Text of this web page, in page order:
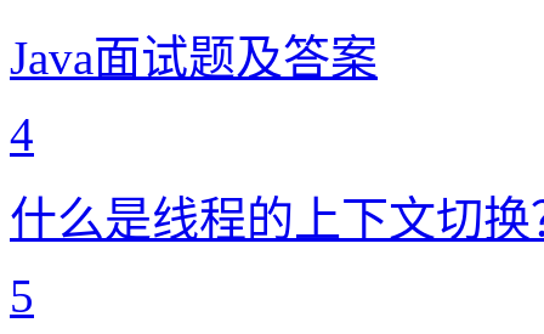
Java面试题及答案
4
什么是线程的上下文切换
5